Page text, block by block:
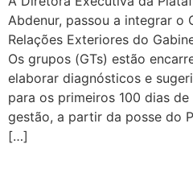
Abdenur, passou a integrar o
Relações Exteriores do
Os grupos (GTs) estão
elaborar diagnósticos e
para os primeiros 100 dias
gestão, a partir da posse do
[…]